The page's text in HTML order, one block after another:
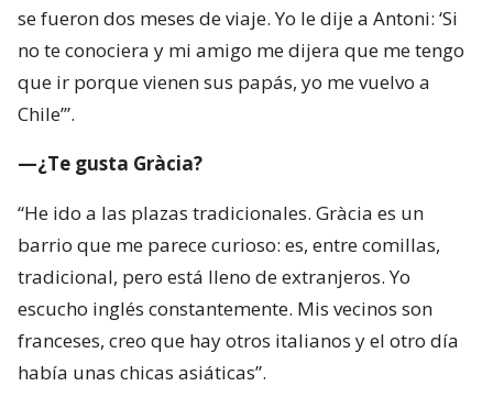
se fueron dos meses de viaje. Yo le dije a Antoni: ‘Si
no te conociera y mi amigo me dijera que me tengo
que ir porque vienen sus papás, yo me vuelvo a
Chile’”.
—¿Te gusta Gràcia?
“He ido a las plazas tradicionales. Gràcia es un
barrio que me parece curioso: es, entre comillas,
tradicional, pero está lleno de extranjeros. Yo
escucho inglés constantemente. Mis vecinos son
franceses, creo que hay otros italianos y el otro día
había unas chicas asiáticas”.